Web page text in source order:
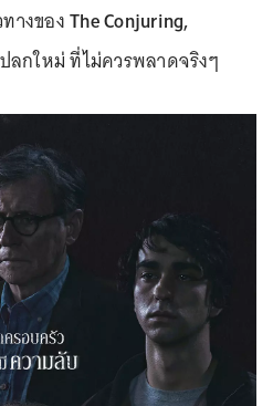
างของThe Conjuring,
ลกใหม่ ที่ไม่ควรพลาดจริงๆ